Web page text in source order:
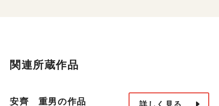
関連所蔵作品
安齊 重男の作品 詳しく見る